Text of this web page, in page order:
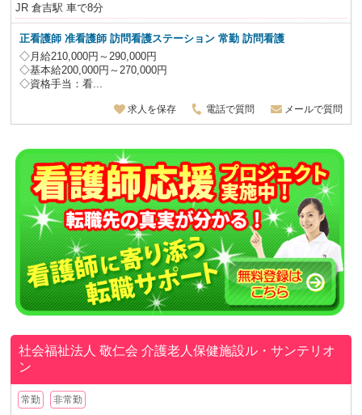
JR 倉吉駅 車で8分
正看護師 准看護師 訪問看護ステーション 常勤 訪問看護
◇月給210,000円～290,000円
◇基本給200,000円～270,000円
◇資格手当：看...
求人を保存 電話で質問 メールで質問
社会福祉法人 敬仁会介護老人保健施設ル・サンテリオ
ン
常勤 非常勤